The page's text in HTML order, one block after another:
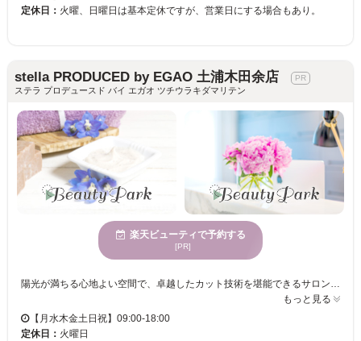
定休日： 火曜、日曜日は基本定休ですが、営業日にする場合もあり。
stella PRODUCED by EGAO 土浦木田余店
ステラ プロデュースド バイ エガオ ツチウラキダマリテン
楽天ビューティで予約する
[PR]
陽光が満ちる心地よい空間で、卓越したカット技術を堪能できるサロン。多くの女性に愛され続ける場所☆駐車場完備で、便利でスマートな支払い方法も充実。洗練されたひとときをお届けします！ stella PRODUCED by EGAO 土浦木田余店は、50代以上の女性のために設計された特別なヘアサロンです。今話題のEGAOがプロデュースするこのサロンは、グレイヘアを活かしたり隠したりする施術が得意で、年齢特有の髪のお悩みを理解し、一人一人のニーズに合った解決策を提供します。広々とした明るい店内は、心地よさを追求し、訪れる度に心が休まる空間です。「ここに来て良かった」と思えるような、新しい自分に出会えるチャンスをお届けします。駐車場完備で、クレジットカードや電子マネーでの決済も可能なので、安心してご利用いただけます。年齢を重ねた女性でも、いつまでも美しくありたいという願いを叶える場所です。
もっと見る
【月水木金土日祝】09:00-18:00
定休日： 火曜日